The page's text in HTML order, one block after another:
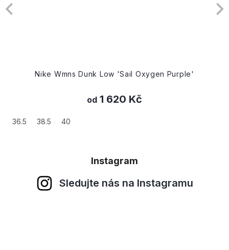
Nike Wmns Dunk Low 'Sail Oxygen Purple'
od 1 620 Kč
36.5 38.5 40
Instagram
Sledujte nás na Instagramu